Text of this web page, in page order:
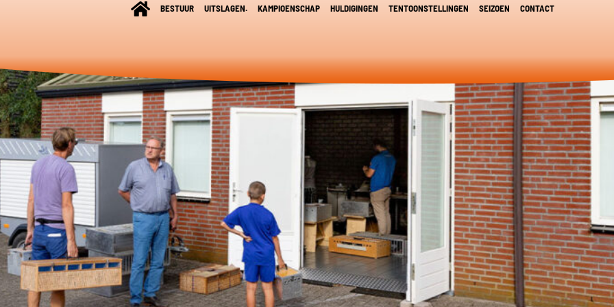
BESTUUR UITSLAGEN. KAMPIOENSCHAP HULDIGINGEN TENTOONSTELLINGEN SEIZOEN CONTACT